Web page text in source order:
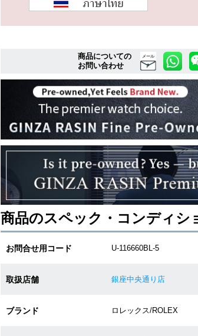
商品についての
お問い合わせ
メール
商品のスペック・コンディシ
お問合せ用コード U-116660BL-5
取扱店舗 銀座中央通り店
ブランド ロレックス/ROLEX